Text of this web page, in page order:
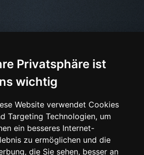
Privatsphäre ist
wichtig
Website verwendet Cookies
Targeting Technologien, um
ein besseres Internet-
zu ermöglichen und die
die Sie sehen, besser an
TV